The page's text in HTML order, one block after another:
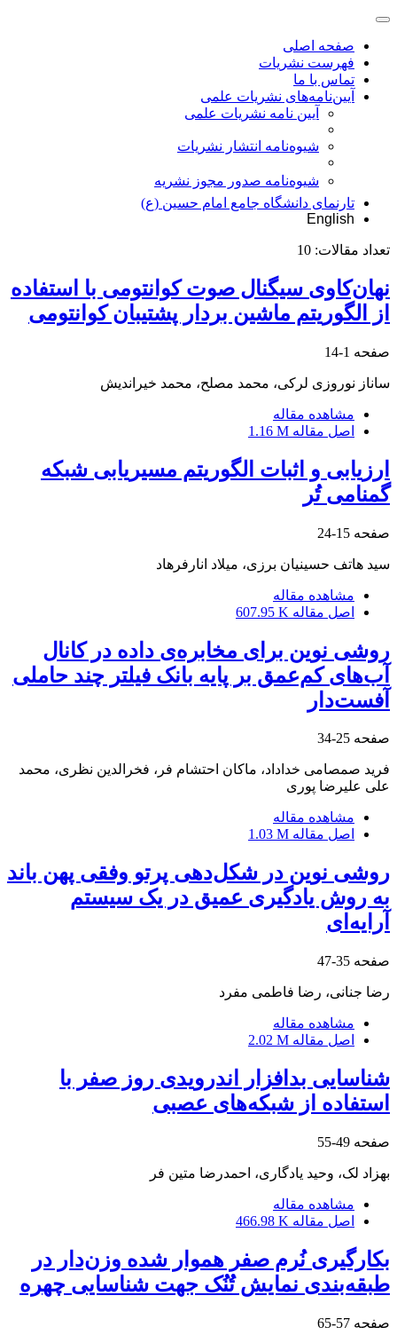
صفحه اصلی
فهرست نشریات
تماس با ما
آیین‌نامه‌های نشریات علمی
آیین نامه نشریات علمی
شیوه‌نامه انتشار نشریات
شیوهنامه صدور مجوز نشریه
تارنمای دانشگاه جامع امام حسین (ع)
English
تعداد مقالات: 10
نهان‌کاوی سیگنال صوت کوانتومی با استفاده
از الگوریتم ماشین بردار پشتیبان کوانتومی
صفحه 1-14
ساناز نوروزی لرکی، محمد مصلح، محمد خیراندیش
مشاهده مقاله
اصل مقاله 1.16 M
ارزیابی و اثبات الگوریتم مسیریابی شبکه
گمنامی تُر
صفحه 15-24
سید هاتف حسینیان برزی، میلاد انارفرهاد
مشاهده مقاله
اصل مقاله 607.95 K
روشی نوین برای مخابره‌ی داده در کانال‌
آب‌های کم‌عمق بر پایه بانک فیلتر چند حاملی
آفست‌دار
صفحه 25-34
فرید صمصامی خداداد، ماکان احتشام فر، فخرالدین نظری، محمد
علی علیرضا پوری
مشاهده مقاله
اصل مقاله 1.03 M
روشی نوین در شکل‌دهی پرتو وفقی پهن باند
به روش یادگیری عمیق در یک سیستم
آرایه‌ای
صفحه 35-47
رضا جنانی، رضا فاطمی مفرد
مشاهده مقاله
اصل مقاله 2.02 M
شناسایی بدافزار اندرویدی روز صفر با
استفاده از شبکه‌های عصبی
صفحه 49-55
بهزاد لک، وحید یادگاری، احمدرضا متین فر
مشاهده مقاله
اصل مقاله 466.98 K
بکارگیری نُرم صفر هموار شده وزن‌دار در
طبقه‌بندی نمایش تُنُک جهت شناسایی چهره
صفحه 57-65